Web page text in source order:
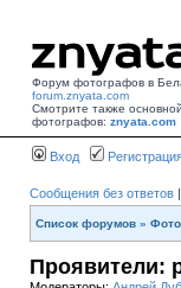
Форум фотографов в
forum.znyata.com
Смотрите также
фотографов: znyata.com
Вход
Сообщения без ответов |
Список форумов »
Проявители: